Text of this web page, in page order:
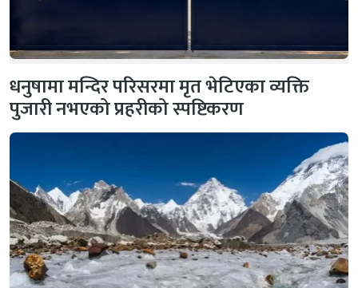
धनुषामा मन्दिर परिसरमा मृत भेटिएका व्यक्ति
पुजारी नभएको प्रहरीको स्पष्टिकरण